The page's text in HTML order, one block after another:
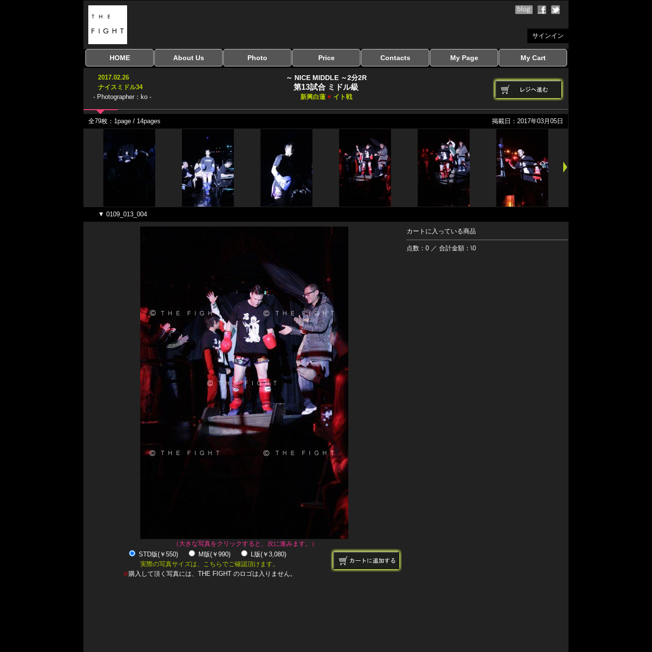
サインイン
HOME
全興行を表示
ナイスミドル
アマチュアキック
協議会
全日本学生キック
建武館キッズ大会
Bigbang
おやじファイト
About Us Photo Price
料金
お支払い方法
Contacts My Page My Cart
カートを見る
2017.02.26
ナイスミドル34
- Photographer：ko -
～ NICE MIDDLE ～2分2R
第13試合 ミドル級
新興白蓮 × イト戦
全79枚：1page / 14pages 掲載日：2017年03月05日
▼ 0109_013_004
（大きな写真をクリックすると、次に進みます。）
STD版(￥550)
M版(￥990)
L版(￥3,080)
実際の写真サイズは、こちらでご確認頂けます。
※購入して頂く写真には、THE FIGHT のロゴは入りません。
カートに入っている商品
点数：0 ／ 合計金額：\0